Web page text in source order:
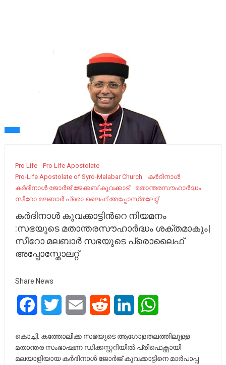
Pro Life
Pro Life Apostolate
Pro-Life Apostolate of Syro-Malabar Church
കർദിനാൾ
കർദിനാൾ ജോർജ് ജേക്കബ് കൂവക്കാട്
മതാന്തരസൗഹാർദ്ധം
സീറോ മലബാർ പ്രൊ ലൈഫ് അപ്പോസ്‌തലേറ്റ്
കർദിനാൾ കുവക്കാട്ടിന്‍റെ നിയമനം
:സഭയുടെ മതാന്തരസൗഹാർദ്ധം ശക്തമാകും|
സീറോ മലബാർ സഭയുടെ പ്രൊലൈഫ്
അപ്പോസ്തോലറ്റ്
Share News
FacebookTwitter Email Reddit LinkedIn
കൊച്ചി: കത്തോലിക്ക സഭയുടെ ആഗോളതലത്തിലുള്ള
മതാന്തര സംഭാഷണ ഡിക്കസ്റ്ററിയിൽ പ്രിഫെക്റ്റായി
മലയാളിയായ കർദിനാൾ ജോർജ് കുവക്കാട്ടിനെ മാർപാപ്പ